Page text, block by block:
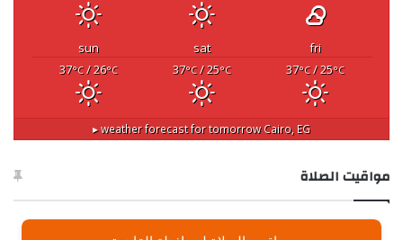
fri
sat
sun
37°C/ 25°C
37°C/ 25°C
37°C/ 26°C
Cairo, EG
weather forecast for tomorrow ▸
مواقيت الصلاة